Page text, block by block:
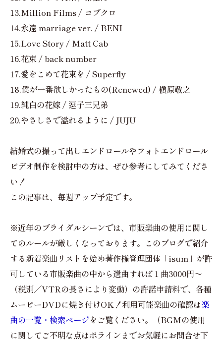
13.Million Films / コブクロ
14.永遠 marriage ver. / BENI
15.Love Story / Matt Cab
16.花束 / back number
17.愛をこめて花束を / Superfly
18.僕が一番欲しかったもの(Renewed) / 槇原敬之
19.純白の花嫁 / 逗子三兄弟
20.やさしさで溢れるように / JUJU
結婚式の撮って出しエンドロールやフォトエンドロール
ビデオ制作を検討中の方は、ぜひ参考にしてみてくださ
い！
この記事は、毎週アップ予定です。
※近年のブライダルシーンでは、市販楽曲の使用に関し
てのルールが厳しくなっております。このブログで紹介
する新着楽曲リストを始め著作権管理団体「isum」が許
可している市販楽曲の中から選曲すれば１曲3000円〜
（税別／VTRの長さにより変動）の許諾申請料で、各種
ムービーDVDに焼き付けOK！利用可能楽曲の確認は楽
曲の一覧・検索ページをご覧ください。（BGMの使用
に関してご不明な点はポラインまでお気軽にお問合せ下